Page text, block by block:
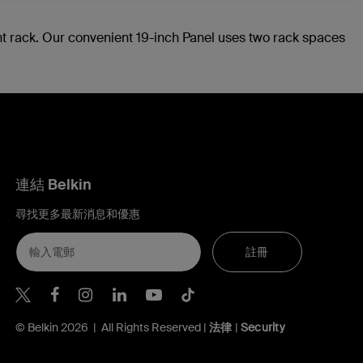
Our convenient 19-inch Panel uses two rack spaces
連結 Belkin
尋找更多最新消息和優惠
註冊
Belkin Twitter
Belkin Hong Kong Facebook
Belkin Instagram
Belkin Hong Kong
Belkin Youtube
Belkin TikTok
© Belkin 2026 | All Rights Reserved |法律 | Security